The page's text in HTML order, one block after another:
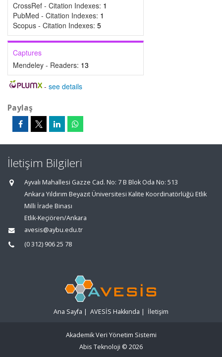
CrossRef - Citation Indexes: 1
PubMed - Citation Indexes: 1
Scopus - Citation Indexes: 5
Captures
Mendeley - Readers: 13
- see details
Paylaş
İletişim Bilgileri
Ayvalı Mahallesi Gazze Cad. No: 7 B Blok Oda No: 513
Ankara Yıldırım Beyazıt Üniversitesi Kalite Koordinatörlüğü Etlik
Milli İrade Binası
Etlik-Keçiören/Ankara
avesis@aybu.edu.tr
(0 312) 906 25 78
Ana Sayfa | AVESİS Hakkında | İletişim
Akademik Veri Yönetim Sistemi
Abis Teknoloji © 2026